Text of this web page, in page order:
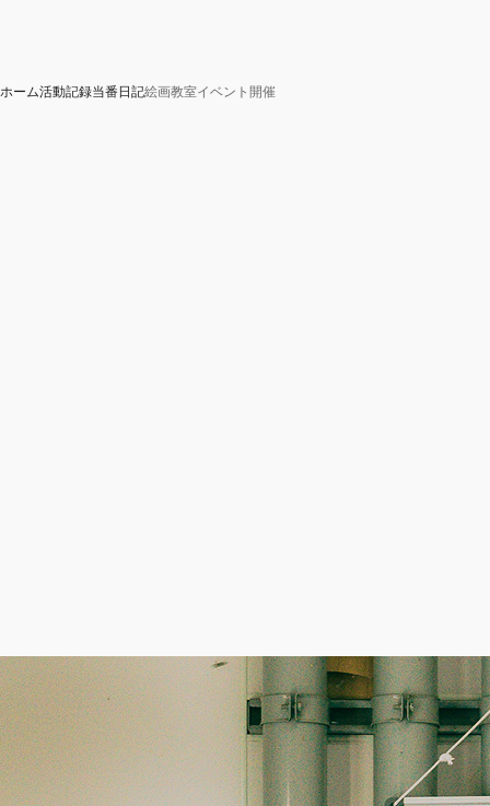
ホーム活動記録当番日記絵画教室イベント開催
絵画教室イベント開催
執筆：田中瑛理香 当番日記